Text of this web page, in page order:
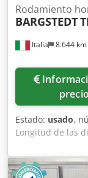
Italia 8.644 km
Rodamiento
BARGSTEDT
Información de
precio
Estado: usado,
Longitud de las
del espacio de
Ac Djha